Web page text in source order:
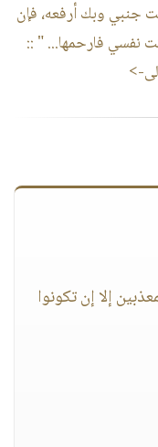
جنبي وبك أرفعه، فإن
نفسي فارحمها... " ::
>
إلا إن تكونوا